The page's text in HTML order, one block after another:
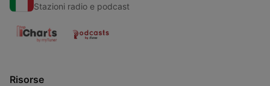
Stazioni radio e podcast
Risorse